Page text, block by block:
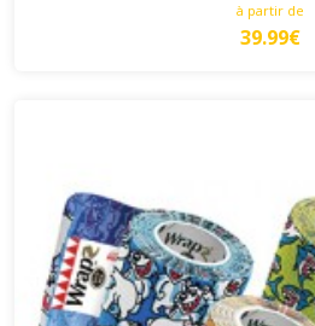
à partir de
39.99€